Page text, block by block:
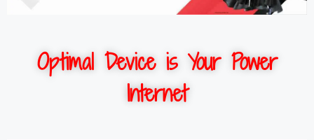
Optimal Device is Your Power
Internet